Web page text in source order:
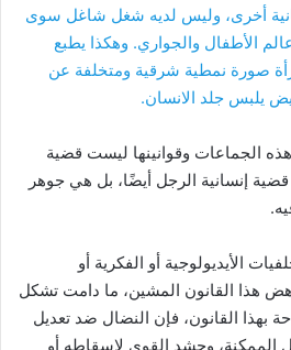
أخرى، وليس لديه شغل شاغل سوى
الأطفال والجواري. وهكذا يطبع
صورة نمطية شرقية ومتخلفة عن
يلبس جلد الانسان.
الجماعات وقوانينها ليست قضية
إنسانية الرجل أيضًا، بل هي جوهر
الأيديولوجية أو الفكرية أو
هذا القانون المشين، ما دامت تشكل
بهذا القانون، فإن النضال ضد تعديل
الممكنة، وحشد القوى لإسقاطه أو